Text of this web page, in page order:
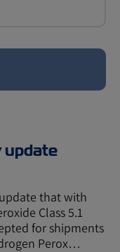
update
that with
Class 5.1
for shipments
Perox…